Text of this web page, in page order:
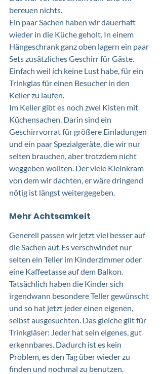
bereuen nichts.
Ein paar Sachen haben wir dauerhaft
wieder in die Küche geholt. In einem
Hängeschrank ganz oben lagern ein paar
Sets zusätzliches Geschirr für Gäste.
Einfach weil ich keine Lust habe, für ein
Trinkglas für einen Besucher in den
Keller zu laufen.
Im Keller gibt es noch zwei Kisten mit
Küchensachen. Darin sind ein
Geschirrvorrat für größere Einladungen
und ein paar Spezialgeräte, die wir nur
selten brauchen, aber trotzdem nicht
weggeben wollten. Der viele Kleinkram
von dem wir dachten, er wäre dringend
nötig ist längst weitergegeben.
Mehr Achtsamkeit
Generell passen wir jetzt viel besser auf
die Sachen auf. Es verschwindet nur
selten ein Teller im Kinderzimmer oder
eine Kaffeetasse auf dem Balkon.
Tatsächlich haben die Kinder sich
irgendwann besondere Teller gewünscht
und so hat jetzt jeder einen eigenen,
selbst ausgesuchten. Das gleiche gilt für
Trinkgläser: Jeder hat sein eigenes, gut
erkennbares. Dadurch ist es kein
Problem, es den Tag über wieder zu
finden und nochmal zu benutzen.